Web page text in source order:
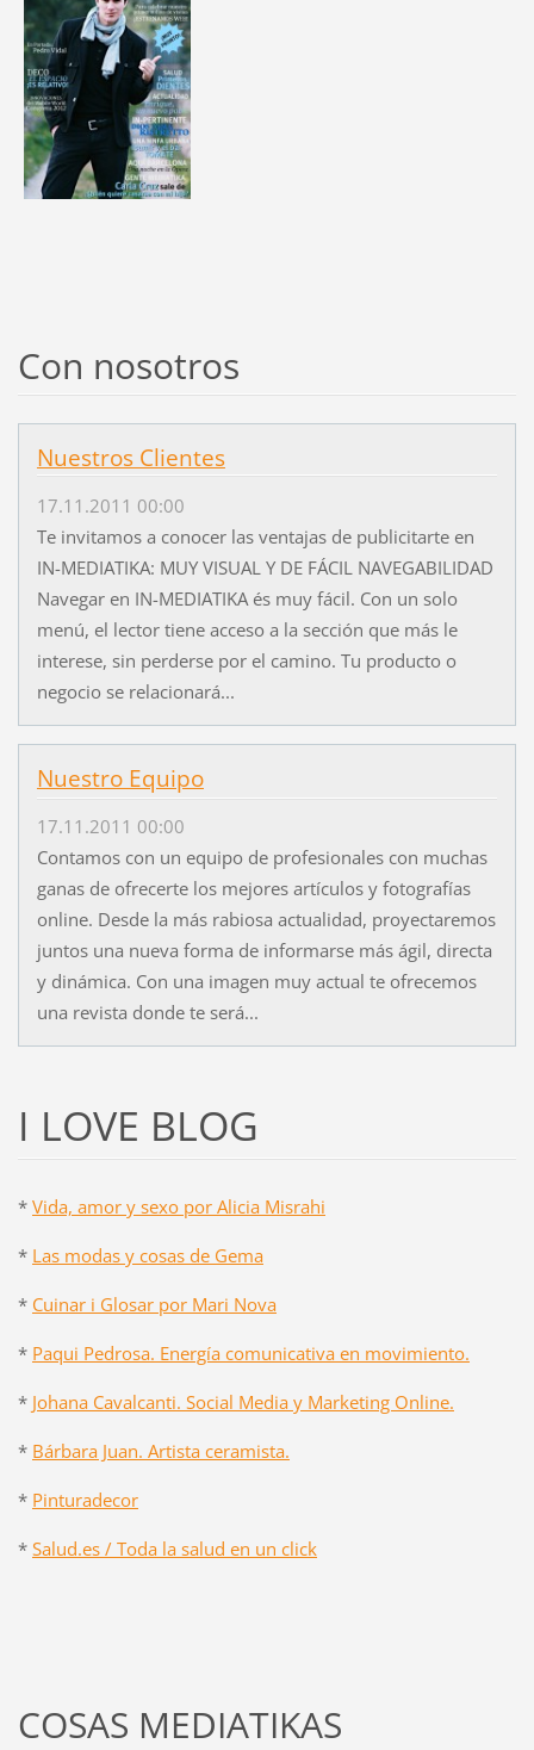
Con nosotros
Nuestros Clientes
17.11.2011 00:00
Te invitamos a conocer las ventajas de publicitarte en
IN-MEDIATIKA: MUY VISUAL Y DE FÁCIL NAVEGABILIDAD
Navegar en IN-MEDIATIKA és muy fácil. Con un solo
menú, el lector tiene acceso a la sección que más le
interese, sin perderse por el camino. Tu producto o
negocio se relacionará...
Nuestro Equipo
17.11.2011 00:00
Contamos con un equipo de profesionales con muchas
ganas de ofrecerte los mejores artículos y fotografías
online. Desde la más rabiosa actualidad, proyectaremos
juntos una nueva forma de informarse más ágil, directa
y dinámica. Con una imagen muy actual te ofrecemos
una revista donde te será...
I LOVE BLOG
* Vida, amor y sexo por Alicia Misrahi
* Las modas y cosas de Gema
* Cuinar i Glosar por Mari Nova
* Paqui Pedrosa. Energía comunicativa en movimiento.
* Johana Cavalcanti. Social Media y Marketing Online.
* Bárbara Juan. Artista ceramista.
* Pinturadecor
* Salud.es / Toda la salud en un click
COSAS MEDIATIKAS